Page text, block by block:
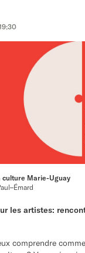
culture Marie-Uguay
les artistes:
comprendre